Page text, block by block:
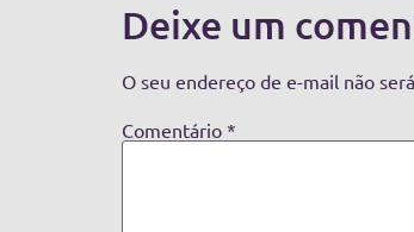
Deixe um
O seu endereço de e-mail não
Comentário *